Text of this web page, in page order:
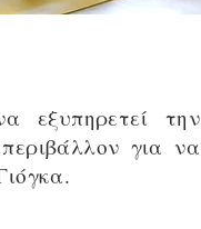
εξυπηρετεί την
για να